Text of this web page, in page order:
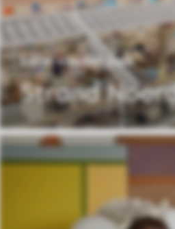
Strand
641m van het park